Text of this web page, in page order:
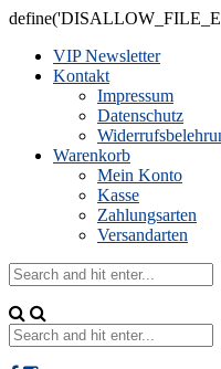
VIP Newsletter
Kontakt
Impressum
Datenschutz
Warenkorb
Mein Konto
Kasse
Zahlungsarten
Versandarten